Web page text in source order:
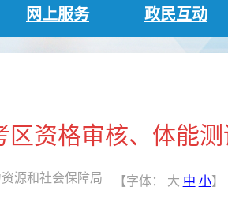
网上服务 政民互动
资格审核、体能
源和社会保障局 【字体： 大 中 小】